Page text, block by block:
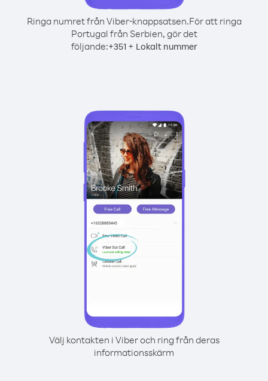
Ringa numret från Viber-knappsatsen.För att ringa
Portugal från Serbien, gör det
följande:+351+ Lokalt nummer
Välj kontakten i Viber och ring från deras
informationsskärm